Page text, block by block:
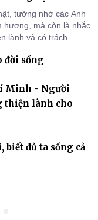
tưởng nhớ các Anh
hương, mà còn là nhắc
lành và có trách
đời sống
Minh - Người
thiện lành cho
biết đủ ta sống cả